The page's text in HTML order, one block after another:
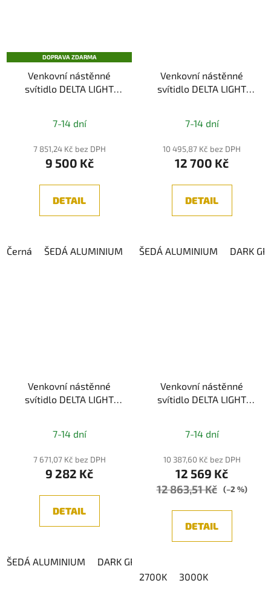
DOPRAVA ZDARMA
Venkovní nástěnné
svítidlo DELTA LIGHT
hodnocení
produktu
je
z
7-14 dní
7 851,24 Kč bez DPH
9 500 Kč
DETAIL
Černá ŠEDÁ ALUMINIUM
Venkovní nástěnné
svítidlo DELTA LIGHT
7-14 dní
10 495,87 Kč bez DPH
12 700 Kč
DETAIL
ŠEDÁ ALUMINIUM DARK
Venkovní nástěnné
svítidlo DELTA LIGHT
hodnocení
produktu
je
7-14 dní
7 671,07 Kč bez DPH
9 282 Kč
DETAIL
ŠEDÁ ALUMINIUM DARK GREY
Venkovní nástěnné
svítidlo DELTA LIGHT
7-14 dní
10 387,60 Kč bez DPH
12 569 Kč
12 863,51 Kč (–2 %)
DETAIL
2700K 3000K